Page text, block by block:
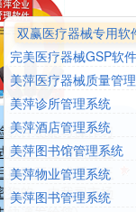
双赢医疗器械专用软
完美医疗器械GSP软件
美萍医疗器械质量管
美萍诊所管理系统
美萍酒店管理系统
美萍图书馆管理系统
美萍物业管理系统
美萍图书管理系统